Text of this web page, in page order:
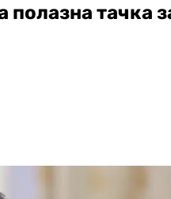
тачка